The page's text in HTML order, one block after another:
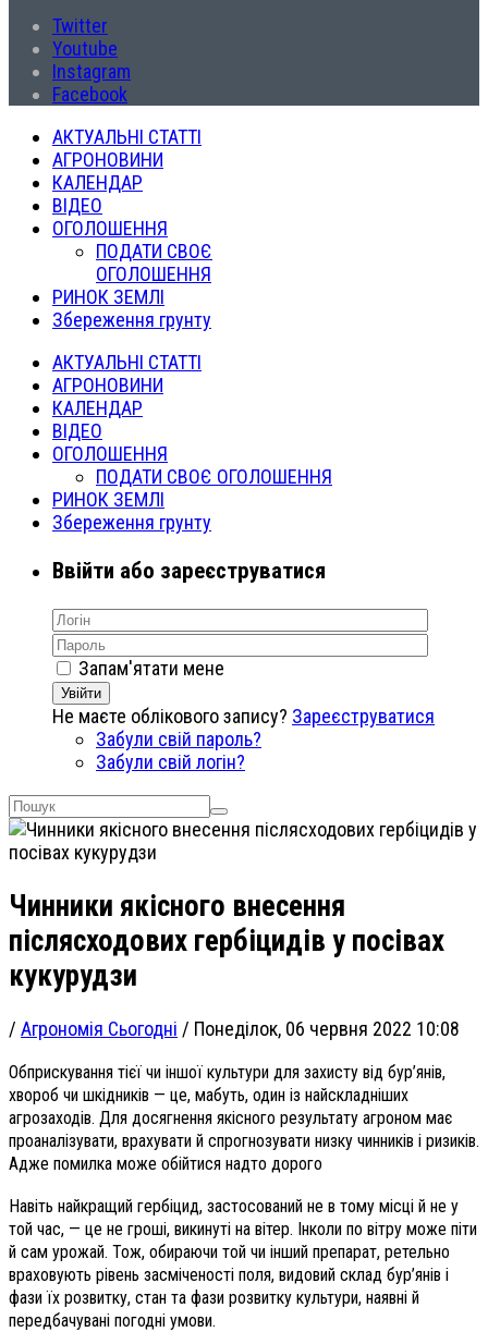
Twitter
Youtube
Instagram
Facebook
АКТУАЛЬНІ СТАТТІ
АГРОНОВИНИ
КАЛЕНДАР
ВІДЕО
ОГОЛОШЕННЯ
ПОДАТИ СВОЄ
ОГОЛОШЕННЯ
РИНОК ЗЕМЛІ
Збереження грунту
АКТУАЛЬНІ СТАТТІ
АГРОНОВИНИ
КАЛЕНДАР
ВІДЕО
ОГОЛОШЕННЯ
ПОДАТИ СВОЄ ОГОЛОШЕННЯ
РИНОК ЗЕМЛІ
Збереження грунту
Ввійти або зареєструватися
Запам'ятати мене
Увійти
Не маєте облікового запису? Зареєструватися
Забули свій пароль?
Забули свій логін?
Чинники якісного внесення
післясходових гербіцидів у посівах
кукурудзи
/ Агрономія Сьогодні / Понеділок, 06 червня 2022 10:08
Обприскування тієї чи іншої культури для захисту від бур’янів,
хвороб чи шкідників — це, мабуть, один із найскладніших
агрозаходів. Для досягнення якісного результату агроном має
проаналізувати, врахувати й спрогнозувати низку чинників і ризиків.
Адже помилка може обійтися надто дорого
Навіть найкращий гербіцид, застосований не в тому місці й не у
той час, — це не гроші, викинуті на вітер. Інколи по вітру може піти
й сам урожай. Тож, обираючи той чи інший препарат, ретельно
враховують рівень засміченості поля, видовий склад бур’янів і
фази їх розвитку, стан та фази розвитку культури, наявні й
передбачувані погодні умови.